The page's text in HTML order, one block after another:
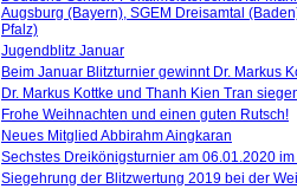
Augsburg (Bayern), SGEM Dreisamtal
Pfalz)
Jugendblitz Januar
Beim Januar Blitzturnier gewinnt Dr. Markus
Dr. Markus Kottke und Thanh Kien Tran
Frohe Weihnachten und einen guten Rutsch!
Neues Mitglied Abbirahm Aingkaran
Sechstes Dreikönigsturnier am 06.01.2020
Siegehrung der Blitzwertung 2019 bei der